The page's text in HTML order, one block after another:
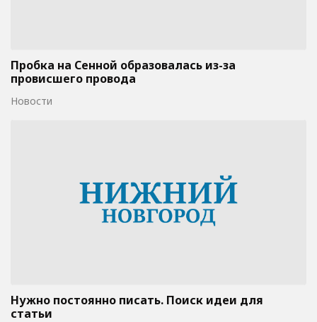
Пробка на Сенной образовалась из-за
провисшего провода
Новости
Нужно постоянно писать. Поиск идеи для
статьи